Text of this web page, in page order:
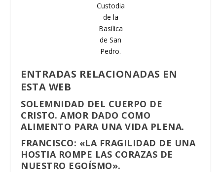
Custodia
de la
Basílica
de San
Pedro.
ENTRADAS RELACIONADAS EN
ESTA WEB
SOLEMNIDAD DEL CUERPO DE
CRISTO. AMOR DADO COMO
ALIMENTO PARA UNA VIDA PLENA.
FRANCISCO: «LA FRAGILIDAD DE UNA
HOSTIA ROMPE LAS CORAZAS DE
NUESTRO EGOÍSMO».